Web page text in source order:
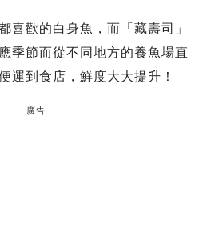
喜歡的白身魚，而「藏壽司」
季節而從不同地方的養魚場直
運到食店，鮮度大大提升！
廣告